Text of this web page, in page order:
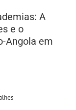
A
e o
Angola em